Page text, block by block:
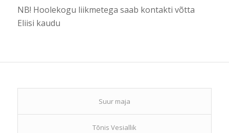
NB! Hoolekogu liikmetega saab kontakti võtta
Eliisi kaudu
Suur maja
Tõnis Vesiallik